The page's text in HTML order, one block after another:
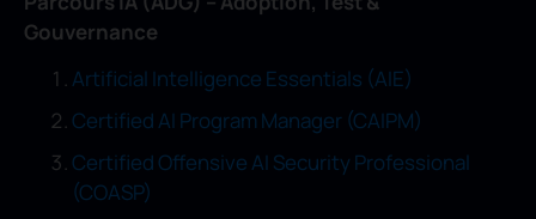
Gouvernance
Artificial Intelligence Essentials (AIE)
Certified AI Program Manager (CAIPM)
Certified Offensive AI Security Professional
(COASP)